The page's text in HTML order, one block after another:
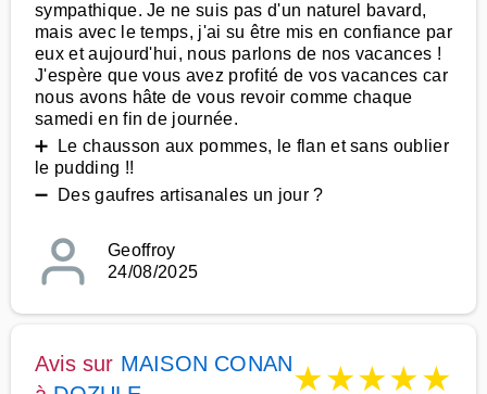
sympathique. Je ne suis pas d'un naturel bavard,
mais avec le temps, j'ai su être mis en confiance par
eux et aujourd'hui, nous parlons de nos vacances !
J'espère que vous avez profité de vos vacances car
nous avons hâte de vous revoir comme chaque
samedi en fin de journée.
➕ Le chausson aux pommes, le flan et sans oublier
le pudding !!
➖ Des gaufres artisanales un jour ?
Geoffroy
24/08/2025
Avis sur MAISON CONAN★★★★★